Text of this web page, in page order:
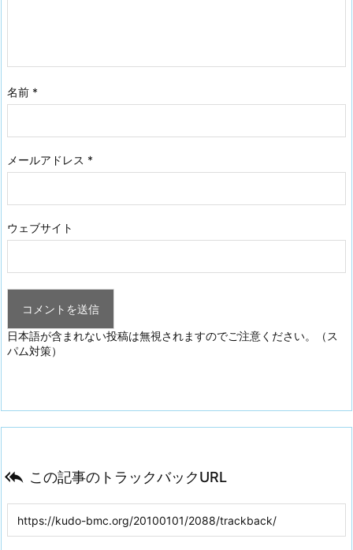
名前 *
メールアドレス *
ウェブサイト
日本語が含まれない投稿は無視されますのでご注意ください。（ス
パム対策）
 この記事のトラックバックURL